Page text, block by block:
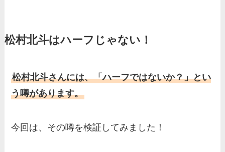
基俊介の実家はお金持ち？兄
人？家族を調査！
松村北斗はハーフじゃない！
松村北斗さんには、「ハーフではないか？」とい
う噂があります。
今回は、その噂を検証してみました！